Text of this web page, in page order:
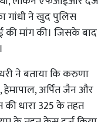
गांधी ने खुद पुलिस
की मांग की। जिसके बाद
ने बताया कि करुणा
हेमापाल, अर्पित जैन और
धारा 325 के तहत